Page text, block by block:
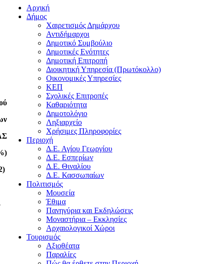
Αρχική
Δήμος
Χαιρετισμός Δημάρχου
Αντιδήμαρχοι
Δημοτικό Συμβούλιο
Δημοτικές Ενότητες
Δημοτική Επιτροπή
Διοικητική Υπηρεσία (Πρωτόκολλο)
Οικονομικές Υπηρεσίες
ΚΕΠ
Σχολικές Επιτροπές
Καθαριότητα
Δημοτολόγιο
Ληξιαρχείο
Χρήσιμες Πληροφορίες
Περιοχή
Δ.Ε. Αγίου Γεωργίου
Δ.Ε. Εσπερίων
Δ.Ε. Θιναλίου
Δ.Ε. Κασσωπαίων
Πολιτισμός
Μουσεία
Έθιμα
Πανηγύρια και Εκδηλώσεις
Μοναστήρια – Εκκλησίες
Αρχαιολογικοί Χώροι
Τουρισμός
Αξιοθέατα
Παραλίες